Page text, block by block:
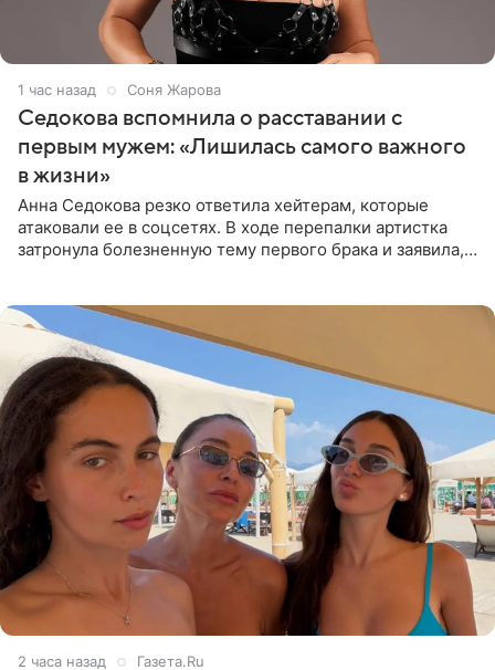
1 час назад Соня Жарова
Седокова вспомнила о расставании с
первым мужем: «Лишилась самого важного
в жизни»
Анна Седокова резко ответила хейтерам, которые
атаковали ее в соцсетях. В ходе перепалки артистка
затронула болезненную тему первого брака и заявила,
2 часа назад Газета.Ru